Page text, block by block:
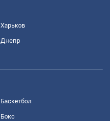
Харьков
Днепр
Баскетбол
Бокс